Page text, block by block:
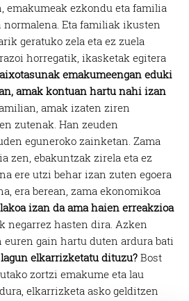
emakumeak ezkondu eta familia
Eta familiak ikusten
geratuko zela eta ez zuela
horregatik, ikasketak egitera
emakumeengan eduki
amak kontuan hartu nahi izan
amak izaten ziren
zutenak. Han zeuden
eguneroko zainketan. Zama
zen, ebakuntzak zirela eta ez
ere utzi behar izan zuten egoera
era berean, zama ekonomikoa
izan da ama haien erreakzioa
negarrez hasten dira. Azken
euren gain hartu duten ardura bati
elkarrizketatu dituzu?Bost
zortzi emakume eta lau
elkarrizketa asko gelditzen